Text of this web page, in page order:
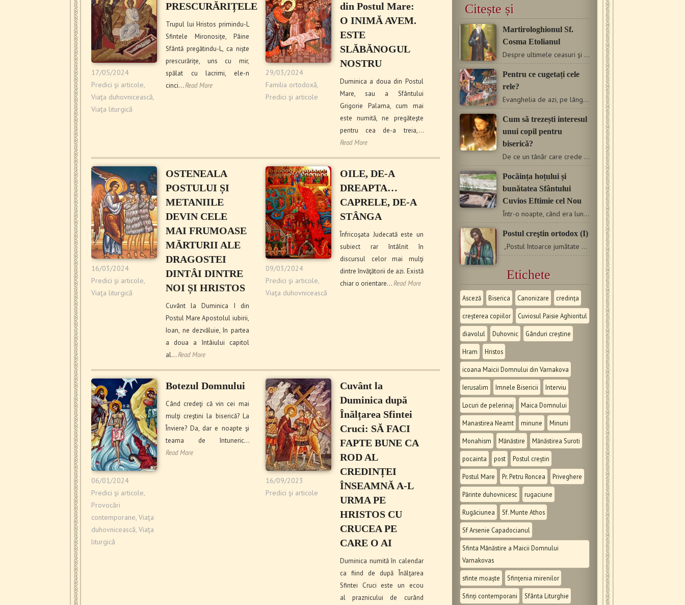
17/05/2024
Predici şi articole
Viaţa duhovnicească
Viaţa liturgică
PRESCURĂRIȚELE
Trupul lui Hristos primindu-L
Sfintele Mironosițe, Pâine
Sfântă pregătindu-L, ca niște
prescurărițe, uns cu mir,
spălat cu lacrimi, ele-n
cinci…Read More
29/03/2024
Familia ortodoxă
Predici şi articole
din Postul Mare:
O INIMĂ AVEM.
ESTE
SLĂBĂNOGUL
NOSTRU
Duminica a doua din Postul
Mare, sau a Sfântului
Grigorie Palama, cum mai
este numită, ne pregăteşte
pentru cea de-a treia,…
Read More
16/03/2024
Predici şi articole
Viaţa liturgică
OSTENEALA
POSTULUI ȘI
METANIILE
DEVIN CELE
MAI FRUMOASE
MĂRTURII ALE
DRAGOSTEI
DINTÂI DINTRE
NOI ȘI HRISTOS
Cuvânt la Duminica I din
Postul Mare Apostolul iubirii,
Ioan, ne dezvăluie, în partea
a doua a întâiului capitol
al…Read More
09/03/2024
Predici şi articole
Viaţa duhovnicească
OILE, DE-A
DREAPTA…
CAPRELE, DE-A
STÂNGA
Înfricoşata Judecată este un
subiect rar întâlnit în
discursul celor mai mulţi
dintre învăţătorii de azi. Există
chiar o orientare…Read More
06/01/2024
Predici şi articole
Provocări
contemporane Viaţa
duhovnicească Viaţa
liturgică
Botezul Domnului
Când credeţi că vin cei mai
mulţi creştini la biserică? La
Înviere? Da, dar e noapte şi
teama de întuneric…
Read More
16/09/2023
Predici şi articole
Cuvânt la
Duminica după
Înălțarea Sfintei
Cruci: SĂ FACI
FAPTE BUNE CA
ROD AL
CREDINȚEI
ÎNSEAMNĂ A-L
URMA PE
HRISTOS CU
CRUCEA PE
CARE O AI
Duminica numită în calendar
ca fiind de după Înălţarea
Sfintei Cruci este un ecou
al praznicului de curând
Citește și
Martirologhionul Sf.
Cosma Etolianul
Despre ultimele ceasuri şi clipe ale Sfântului (Cosma), arestarea…
Pentru ce cugetați cele
rele?
Evanghelia de azi, pe lângă arătarea minunii vindecării…
Cum să trezești interesul
unui copil pentru
biserică?
De ce un tânăr care crede este nevoit să meargă Duminica…
Pocăința hoțului și
bunătatea Sfântului
Cuvios Eftimie cel Nou
Într-o noapte, când era lună plină, Sfântul Eftimie, după…
Postul creştin ortodox (I)
„Postul întoarce jumătate din calea ce duce la moarte”.…
Etichete
Asceză Biserica Canonizare credința
creșterea copiilor Cuviosul Paisie Aghioritul
diavolul Duhovnic Gânduri creștine
Hram Hristos
icoana Maicii Domnului din Varnakova
Ierusalim Imnele Bisericii Interviu
Locuri de pelerinaj Maica Domnului
Manastirea Neamt minune Minuni
Monahism Mănăstire Mănăstirea Suroti
pocainta post Postul creștin
Postul Mare Pr. Petru Roncea Priveghere
Părinte duhovnicesc rugaciune
Rugăciunea Sf. Munte Athos
Sf Arsenie Capadocianul
Sfinta Mănăstire a Maicii Domnului
Varnakovas
sfinte moaște Sfinţenia mirenilor
Sfinți contemporani Sfânta Liturghie